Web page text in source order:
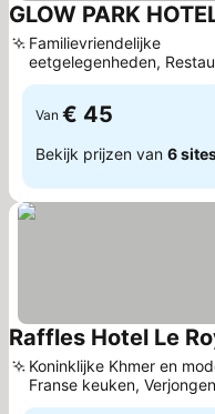
GLOW PARK
Familievriendelijke
eetgelegenheden,
bar met dakterras
Van € 45
Bekijk prijzen van 6
Raffles Hotel Le
Koninklijke Khmer en
Franse keuken,
Spa